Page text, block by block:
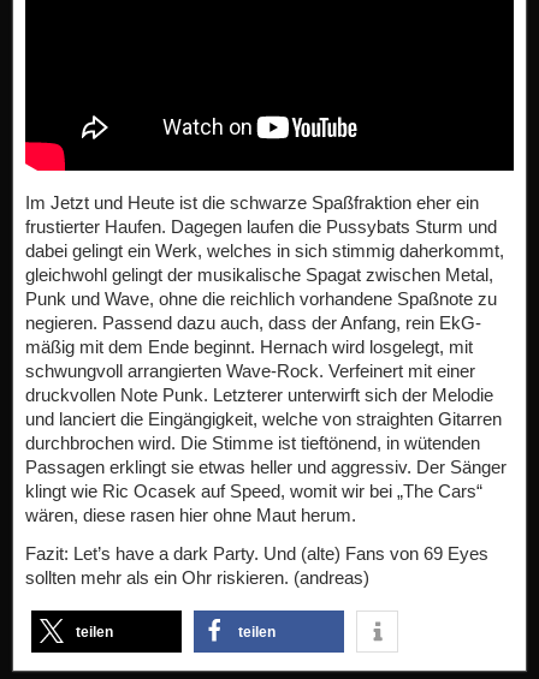
Im Jetzt und Heute ist die schwarze Spaßfraktion eher ein
frustierter Haufen. Dagegen laufen die Pussybats Sturm und
dabei gelingt ein Werk, welches in sich stimmig daherkommt,
gleichwohl gelingt der musikalische Spagat zwischen Metal,
Punk und Wave, ohne die reichlich vorhandene Spaßnote zu
negieren. Passend dazu auch, dass der Anfang, rein EkG-
mäßig mit dem Ende beginnt. Hernach wird losgelegt, mit
schwungvoll arrangierten Wave-Rock. Verfeinert mit einer
druckvollen Note Punk. Letzterer unterwirft sich der Melodie
und lanciert die Eingängigkeit, welche von straighten Gitarren
durchbrochen wird. Die Stimme ist tieftönend, in wütenden
Passagen erklingt sie etwas heller und aggressiv. Der Sänger
klingt wie Ric Ocasek auf Speed, womit wir bei „The Cars“
wären, diese rasen hier ohne Maut herum.
Fazit: Let’s have a dark Party. Und (alte) Fans von 69 Eyes
sollten mehr als ein Ohr riskieren. (andreas)
teilen teilen